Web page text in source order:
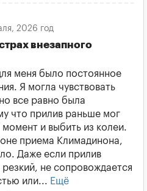
2026 год
внезапного
меня было постоянное
Я могла чувствовать
все равно была
что прилив раньше мог
и выбить из колеи.
приема Климадинона,
Даже если прилив
резкий, не сопровождается
или... Ещё